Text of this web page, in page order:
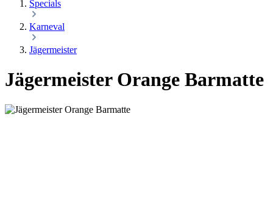
Specials
Karneval
Jägermeister
Jägermeister Orange Barmatte